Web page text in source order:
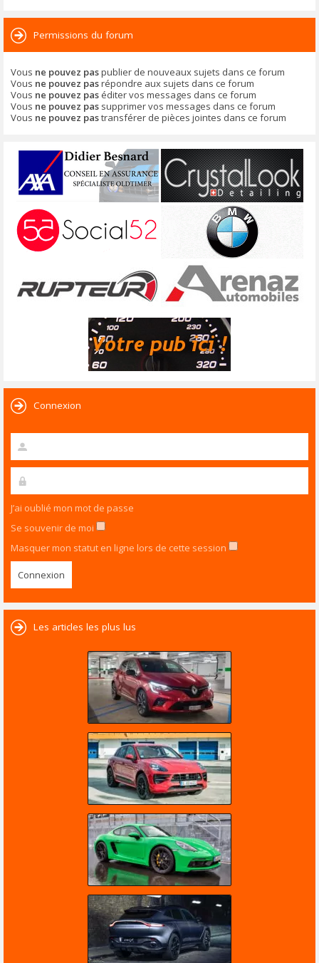
Permissions du forum
Vous ne pouvez paspublier de nouveaux sujets dans ce forum
Vous ne pouvez pasrépondre aux sujets dans ce forum
Vous ne pouvez pas éditer vos messages dans ce forum
Vous ne pouvez pas supprimer vos messages dans ce forum
Vous ne pouvez pastransférer de pièces jointes dans ce forum
Connexion
J’ai oublié mon mot de passe
Se souvenir de moi
Masquer mon statut en ligne lors de cette session
Les articles les plus lus